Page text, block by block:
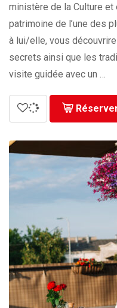
à
ministère de la Culture
patrimoine de l’une des
à lui/elle, vous
secrets ainsi que les
visite guidée avec un …